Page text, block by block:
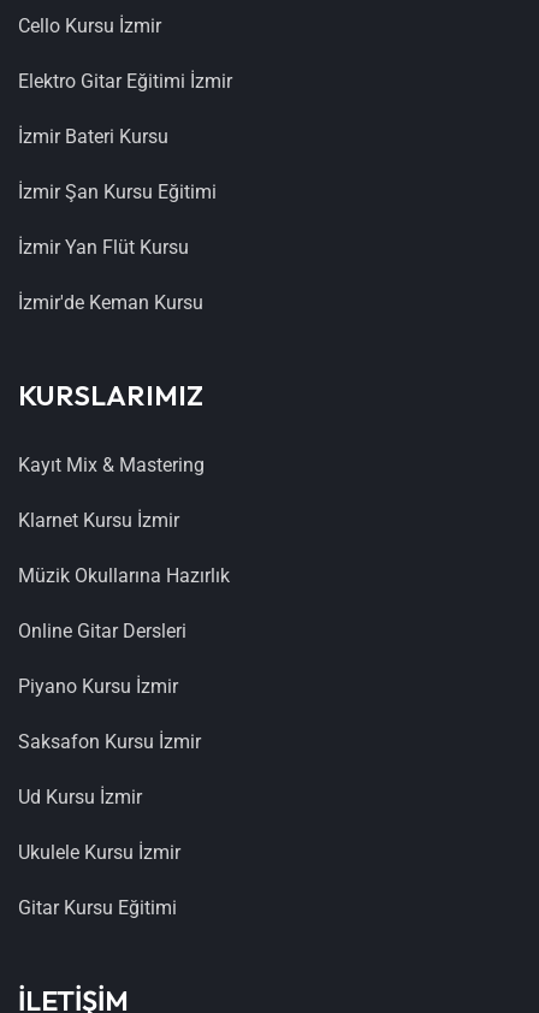
Cello Kursu İzmir
Elektro Gitar Eğitimi İzmir
İzmir Bateri Kursu
İzmir Şan Kursu Eğitimi
İzmir Yan Flüt Kursu
İzmir'de Keman Kursu
KURSLARIMIZ
Kayıt Mix & Mastering
Klarnet Kursu İzmir
Müzik Okullarına Hazırlık
Online Gitar Dersleri
Piyano Kursu İzmir
Saksafon Kursu İzmir
Ud Kursu İzmir
Ukulele Kursu İzmir
Gitar Kursu Eğitimi
İLETİŞİM